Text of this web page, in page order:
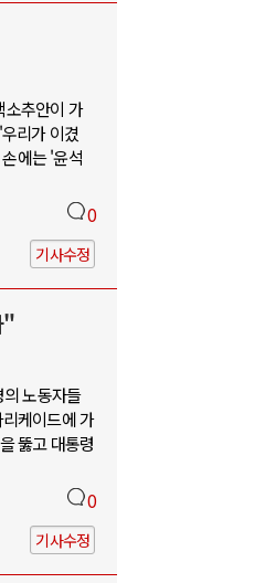
소추안이 가
리가 이겼
에는 '윤석
0
기사수정
"
노동자들
케이드에 가
뚫고 대통령
0
기사수정